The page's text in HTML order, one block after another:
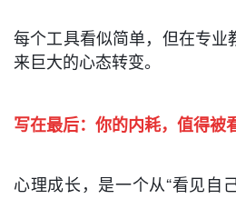
每个工具看似简单，但在专
来巨大的心态转变。
写在最后：你的内耗，值得被
心理成长，是一个从“看见自